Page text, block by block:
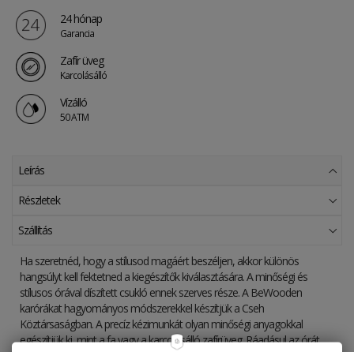
24 hónap
Garancia
Zafír üveg
Karcolásálló
Vízálló
50 ATM
Leírás
Részletek
Szállítás
Ha szeretnéd, hogy a stílusod magáért beszéljen, akkor különös
hangsúlyt kell fektetned a kiegészítők kiválasztására. A minőségi és
stílusos órával díszített csukló ennek szerves része. A BeWooden
karórákat hagyományos módszerekkel készítjük a Cseh
Köztársaságban. A precíz kézimunkát olyan minőségi anyagokkal
egészítjük ki, mint a fa vagy a karcolásálló zafírüveg. Ráadásul az órát